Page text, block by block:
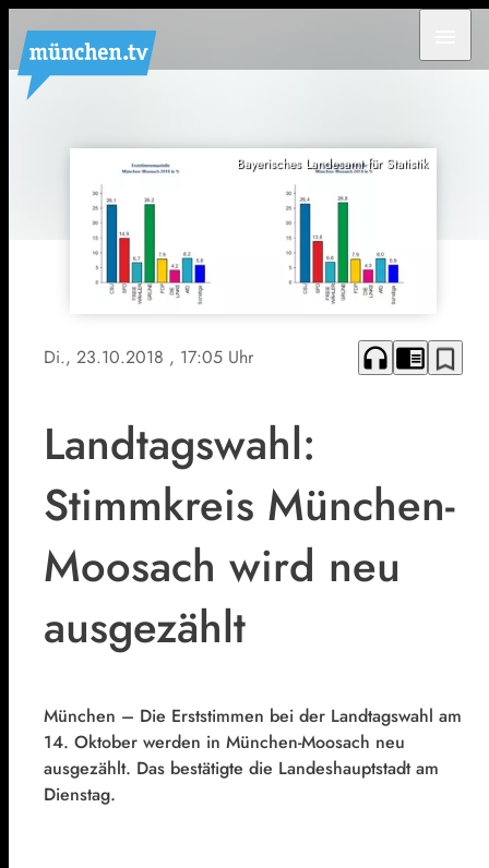
Bayerisches Landesamt für Statistik
Di., 23.10.2018 , 17:05 Uhr headphones chrome_reader_mode bookmark_border
Landtagswahl:
Stimmkreis München-
Moosach wird neu
ausgezählt
München – Die Erststimmen bei der Landtagswahl am
14. Oktober werden in München-Moosach neu
ausgezählt. Das bestätigte die Landeshauptstadt am
Dienstag.